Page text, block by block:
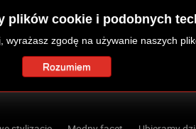
plików cookie i podobnych
zgodę na używanie naszych
Rozumiem